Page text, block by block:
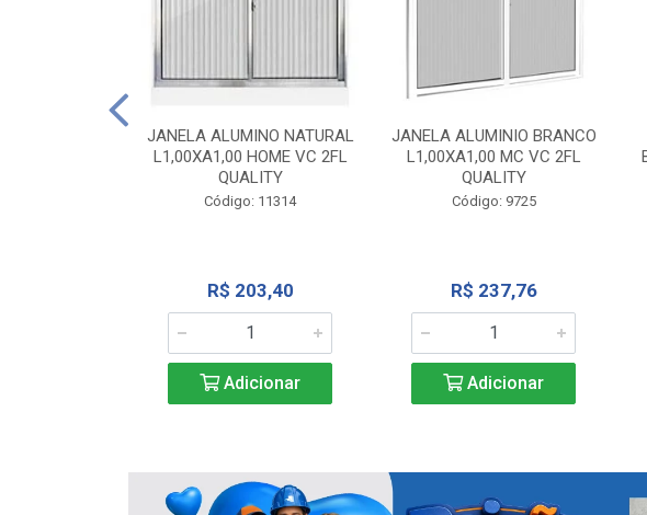
JANELA ALUMINO NATURAL
L1,00XA1,00 HOME VC 2FL
QUALITY
Código: 11314
R$ 203,40
Adicionar
JANELA ALUMINIO BRANCO
L1,00XA1,00 MC VC 2FL
QUALITY
Código: 9725
R$ 237,76
Adicionar